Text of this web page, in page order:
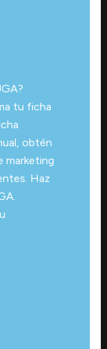
tu ficha
obtén
marketing
Haz